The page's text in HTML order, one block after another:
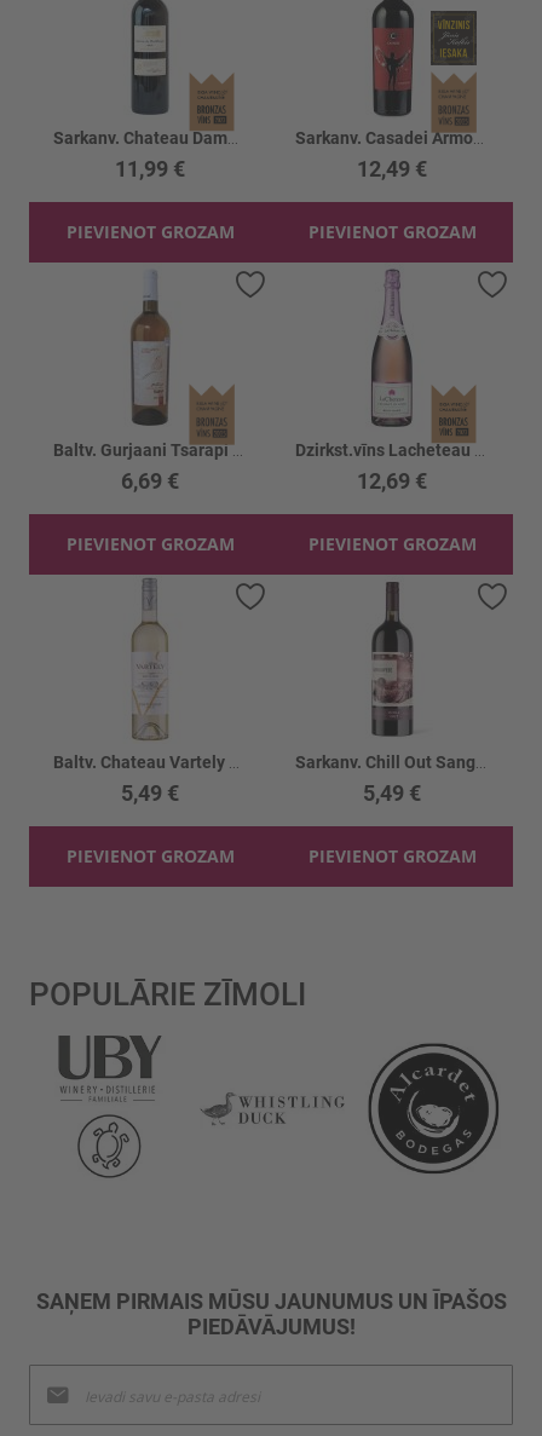
11,99 €
PIEVIENOT GROZAM
Sarkanv. Casadei Armonia 13.5%
12,49 €
PIEVIENOT GROZAM
Baltv. Gurjaani Tsarapi Amber 13.5%
6,69 €
PIEVIENOT GROZAM
Pievienot vēlmju sarakstam
12,69 €
PIEVIENOT GROZAM
5,49 €
PIEVIENOT GROZAM
5,49 €
PIEVIENOT GROZAM
POPULĀRIE ZĪMOLI
SAŅEM PIRMAIS MŪSU JAUNUMUS UN ĪPAŠOS
PIEDĀVĀJUMUS!
jaunumu
saņemšanai: